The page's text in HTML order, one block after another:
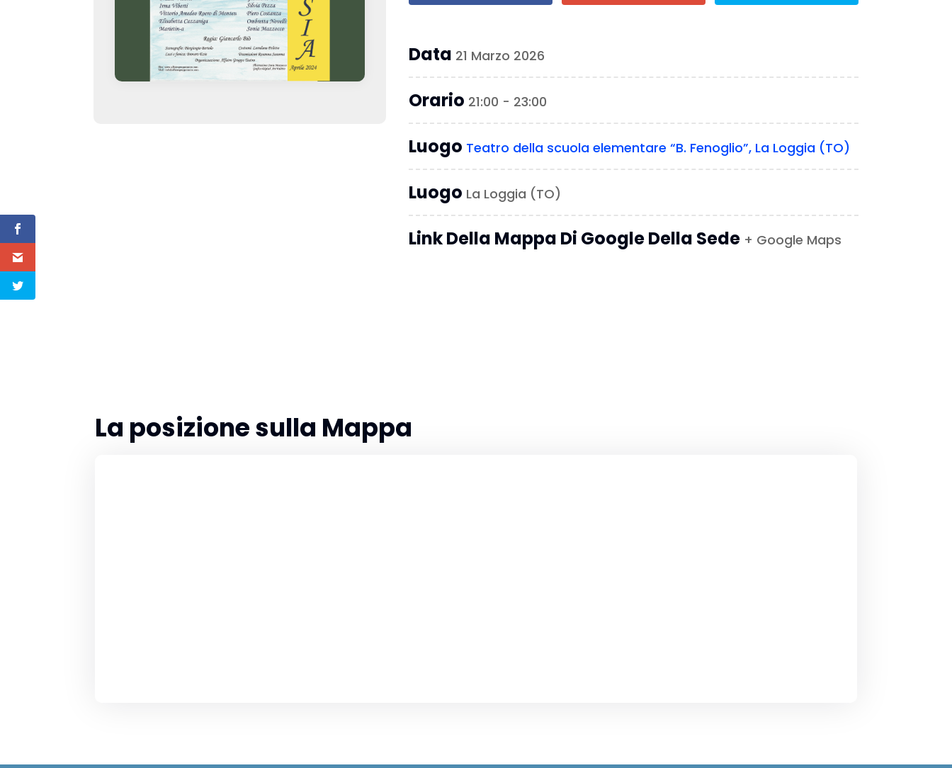
Data 21 Marzo 2026
Orario 21:00 - 23:00
Luogo Teatro della scuola elementare “B. Fenoglio”, La Loggia (TO)
Luogo La Loggia (TO)
Link Della Mappa Di Google Della Sede + Google Maps
La posizione sulla Mappa